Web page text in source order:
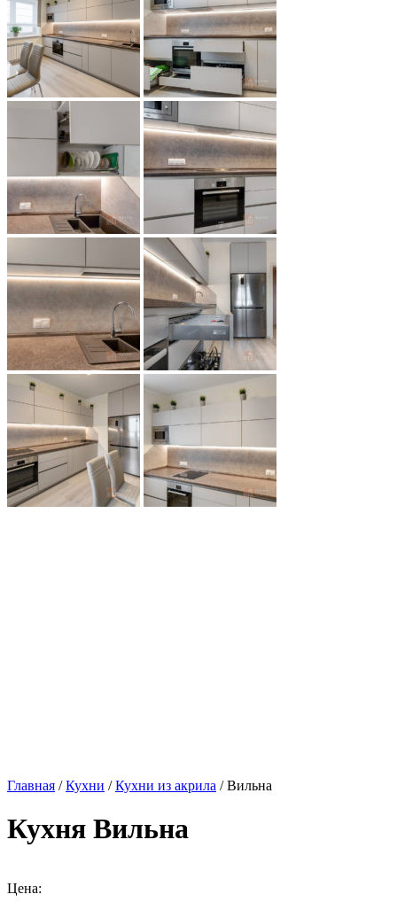
Главная /Кухни /Кухни из акрила / Вильна
Кухня Вильна
Цена: